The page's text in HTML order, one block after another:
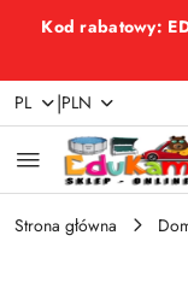
Przejdź do
Przejdź do
Przejdź do
Przejdź do
Przejdź do
Przejdź do
Kod rabatowy:
PL |PLN
Strona główna